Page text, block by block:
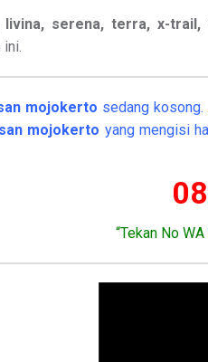
serena, terra, x-trail,
ini.
mojokerto sedang
mojokerto yang mengisi
“Tekan No